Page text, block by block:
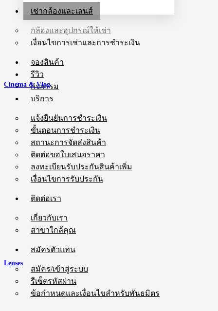
เช่ากล้องและเลนส์
กล้องและอุปกรณ์ให้เช่า
เงื่อนไขการเช่าและการชำระเงิน
จองสินค้า
รีวิว
กิจกรรม
บริการ
แจ้งยืนยันการชำระเงิน
ขั้นตอนการชำระเงิน
สถานะการจัดส่งสินค้า
ติดต่อขอใบเสนอราคา
ลงทะเบียนรับประกันสินค้าเพิ่ม
เงื่อนไขการรับประกัน
ติดต่อเรา
เกี่ยวกับเรา
สาขาใกล้คุณ
สมัครตัวแทน
สมัคร/เข้าสู่ระบบ
รีเซ็ตรหัสผ่าน
ข้อกำหนดและเงื่อนไขสำหรับพันธมิตร
Cinema & Vlog
Lenses